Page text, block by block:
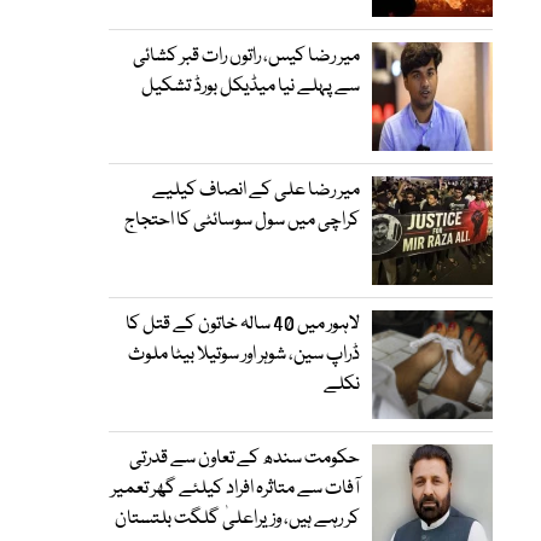
میر رضا کیس، راتوں رات قبر کشائی
سے پہلے نیا میڈیکل بورڈ تشکیل
میر رضا علی کے انصاف کیلیے
کراچی میں سول سوسائٹی کا احتجاج
لاہور میں 40 سالہ خاتون کے قتل کا
ڈراپ سین، شوہر اور سوتیلا بیٹا ملوث
نکلے
حکومت سندھ کے تعاون سے قدرتی
آفات سے متاثرہ افراد کیلئے گھر تعمیر
کر رہے ہیں، وزیراعلیٰ گلگت بلتستان